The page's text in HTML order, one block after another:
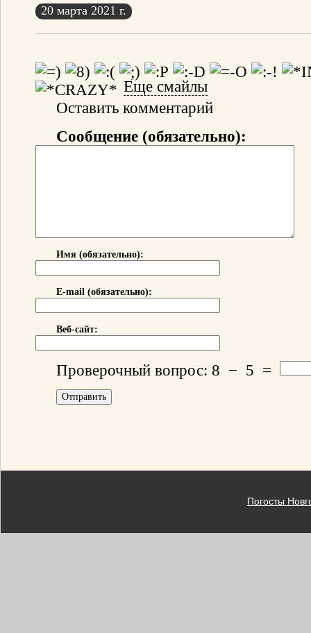
20 марта 2021 г.
Еще смайлы
Оставить комментарий
Сообщение (обязательно):
Имя (обязательно):
E-mail (обязательно):
Веб-сайт:
Проверочный вопрос: 8 − 5 =
Погосты